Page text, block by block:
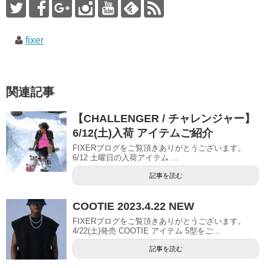
fixer
関連記事
【CHALLENGER / チャレンジャー】
6/12(土)入荷 アイテムご紹介
FIXERブログをご覧頂きありがとうございます。
6/12 土曜日の入荷アイテム ...
記事を読む
COOTIE 2023.4.22 NEW
FIXERブログをご覧頂きありがとうございます。
4/22(土)発売 COOTIE アイテム 5型をご...
記事を読む